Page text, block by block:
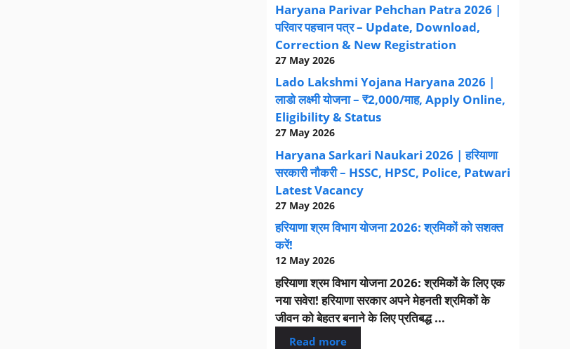
Haryana Parivar Pehchan Patra 2026 |
परिवार पहचान पत्र – Update, Download,
Correction & New Registration
27 May 2026
Lado Lakshmi Yojana Haryana 2026 |
लाडो लक्ष्मी योजना – ₹2,000/माह, Apply Online,
Eligibility & Status
27 May 2026
Haryana Sarkari Naukari 2026 | हरियाणा
सरकारी नौकरी – HSSC, HPSC, Police, Patwari
Latest Vacancy
27 May 2026
हरियाणा श्रम विभाग योजना 2026: श्रमिकों को सशक्त
करें!
12 May 2026
हरियाणा श्रम विभाग योजना 2026: श्रमिकों के लिए एक
नया सवेरा! हरियाणा सरकार अपने मेहनती श्रमिकों के
जीवन को बेहतर बनाने के लिए प्रतिबद्ध ...
Read more